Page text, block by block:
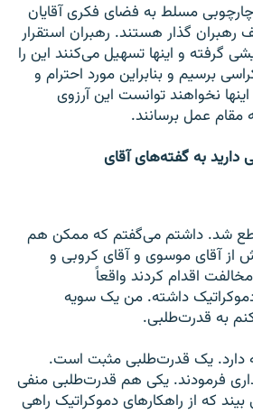
مسلط به فضای فکری آقایان
رهبران گذار هستند. رهبران استقرار
گرفته و اینها تسهیل می‌کنند این را
برسیم و بنابراین مورد احترام و
نخواهند توانست این آرزوی
عمل برسانند.
دارید به گفته‌های آقای
شد. داشتم می‌گفتم که ممکن هم
آقای موسوی و آقای کروبی و
اقدام کردند واقعاً
داشته. من یک سویه
به قدرت‌طلبی.
یک قدرت‌طلبی مثبت است.
فرمودند. یکی هم قدرت‌طلبی منفی
که از راهکارهای دموکراتیک راهی